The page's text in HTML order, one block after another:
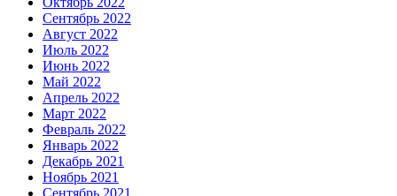
Сентябрь 2022
Август 2022
Июль 2022
Июнь 2022
Май 2022
Апрель 2022
Март 2022
Февраль 2022
Январь 2022
Декабрь 2021
Ноябрь 2021
Сентябрь 2021